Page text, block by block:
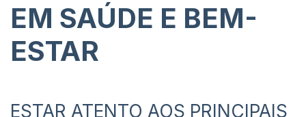
EM SAÚDE E BEM-
ESTAR
ESTAR ATENTO AOS PRINCIPAIS